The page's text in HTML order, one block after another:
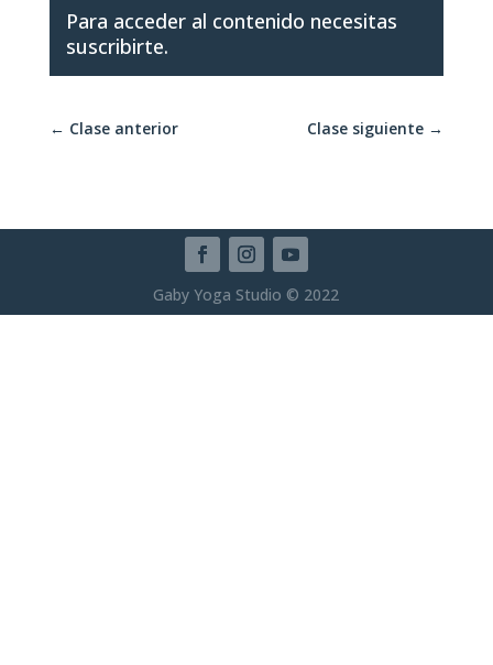
Para acceder al contenido necesitas
suscribirte.
← Clase anterior Clase siguiente →
Gaby Yoga Studio © 2022